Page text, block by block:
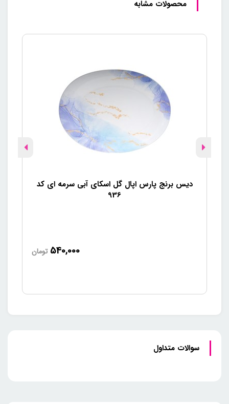
محصولات مشابه
دیس برنج پارس اپال گل اسکای آبی سرمه ای کد
936
540,000 تومان
سوالات متداول